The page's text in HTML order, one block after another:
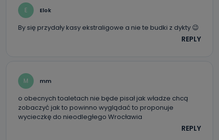
E Elok
By się przydały kasy ekstraligowe a nie te budki z dykty 😉
REPLY
M mm
o obecnych toaletach nie będe pisał jak władze chcą
zobaczyć jak to powinno wyglądać to proponuje
wycieczkę do nieodległego Wrocławia
REPLY